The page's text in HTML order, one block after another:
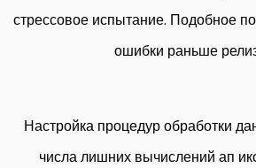
стрессовое испытание. Подобное
ошибки раньше
Настройка процедур обработки
числа лишних вычислений ап